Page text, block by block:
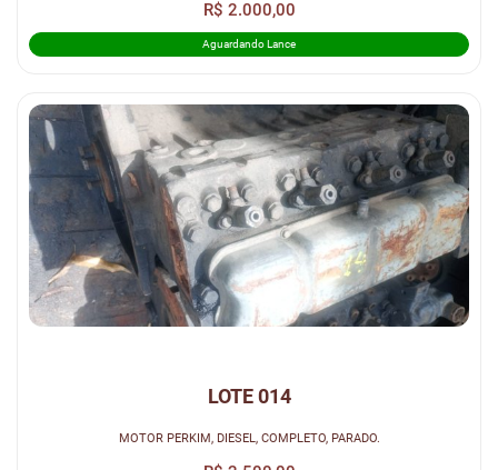
R$ 2.000,00
Aguardando Lance
LOTE 014
MOTOR PERKIM, DIESEL, COMPLETO, PARADO.